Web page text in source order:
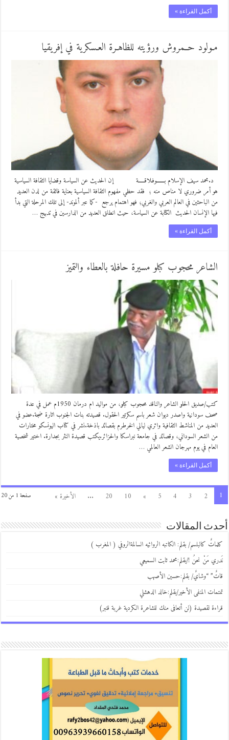
أكمل القراءة »
مـولود حــمروش ورؤيته للظاهـرة العـسكرية في إفريقيا
د.محمد سيف الإسلام بــــــــوفـلاقـــــة إن الحديث عن السياسة وقضايا الثقافة السياسية
هو أمر ضروري لا مناص منه ؛ فقد حظي مفهوم الثقافة السياسية بعناية فائقة من لدن العديد
من الباحثين في العالم العربي والغربي؛ فهو اهتمام يرجع -كما عبر ألموند- إلى تلك المرحلة التي بدأ
فيها الإنسان الحديث الكتابة عن السياسة، حيث انطلق العديد من الدارسين في تدبيج …
أكمل القراءة »
الشاعر محجوب كبلو مسيرة حافلة بالعطاء والتميز
كتب/صديق الحلو الشاعر والناقد محجوب كبلو، من مواليد ام درمان 1950م عمل في عدة
صحف سودانية واصدر ديوان شعر باسم سكرتير الحقول. قصيدته بنات الجنوب اثارة ضجة.عضو في
العديد من المناشط الثقافية واثري ليالي الخرطرم بقصائد باذخة.نشر في كتاب اليونسكو مختارات
من الشعر السوداني، وقصائد في جامعة نبراسكا والحزائر.يكتب قصيدة النثر بجدارة. اختير شخصية
العام في يوم مهرجان الشعر العالمي …
أكمل القراءة »
صفحة 1 من 20 1
2
3
4
5
»
10
20
... الأخيرة »
أحدث المقالات
كلماتٌ كالبلسم/ بقلم: الكاتبه الروائيه السالمةالروفي ( المغرب )
نَدري مَنْ نحنُ !/بقلم:محمد ثابت السميعي
قاتٌ” “وشايٌ/ بقلم:حسين الأصهب
تمتمات المنفى الأخير/بقلم:خالد الدهشلي
قراءة لقصيدة (لن أتعافى منك للشاعرة الكردية غربة قنبر)